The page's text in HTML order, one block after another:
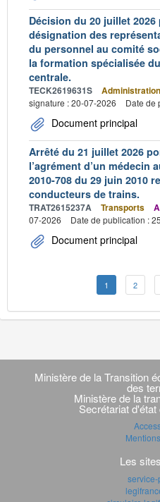
Décision du 20 juillet
désignation des
du personnel au comité
la formation spécialisée
centrale.
TECK2619631S
signature : 20-07-2026
Date de
Document principal
Arrêté du 21 juillet 2026
l’agrément d’un médecin
2010-708 du 29 juin 2010
conducteurs de trains.
TRAT2615237A Transports
07-2026
Date de publication :
Document principal
1 2
Navigation
transverse
Ministère de la Transition
des
Ministère de la
Secrétariat
Les